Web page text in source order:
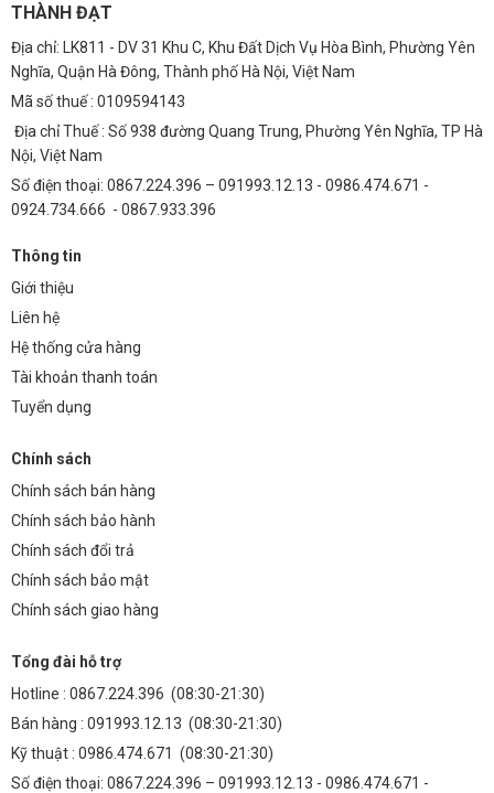
THÀNH ĐẠT
Địa chỉ: LK811 - DV 31 Khu C, Khu Đất Dịch Vụ Hòa Bình, Phường Yên
Nghĩa, Quận Hà Đông, Thành phố Hà Nội, Việt Nam
Mã số thuế : 0109594143
Địa chỉ Thuế : Số 938 đường Quang Trung, Phường Yên Nghĩa, TP Hà
Nội, Việt Nam
Số điện thoại: 0867.224.396 – 091993.12.13 - 0986.474.671 -
0924.734.666 - 0867.933.396
Thông tin
Giới thiệu
Liên hệ
Hệ thống cửa hàng
Tài khoản thanh toán
Tuyển dụng
Chính sách
Chính sách bán hàng
Chính sách bảo hành
Chính sách đổi trả
Chính sách bảo mật
Chính sách giao hàng
Tổng đài hỗ trợ
Hotline : 0867.224.396 (08:30-21:30)
Bán hàng : 091993.12.13 (08:30-21:30)
Kỹ thuật : 0986.474.671 (08:30-21:30)
Số điện thoại: 0867.224.396 – 091993.12.13 - 0986.474.671 -